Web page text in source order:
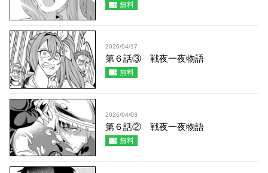
無料
2026/04/17
第６話③ 戦夜一夜物語
無料
2026/04/03
第６話② 戦夜一夜物語
無料